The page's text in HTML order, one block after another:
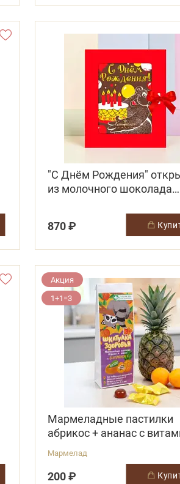
"С Днём Рождения"
из молочного шоколада
870 ₽
Акция
1+1=3
Мармеладные пастилки
абрикос + ананас с
С
Мармелад
200 ₽